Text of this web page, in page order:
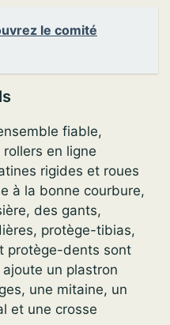
le comité
fiable,
en ligne
rigides et roues
à la bonne courbure,
des gants,
protège-tibias,
protège-dents sont
un plastron
une mitaine, un
et une crosse